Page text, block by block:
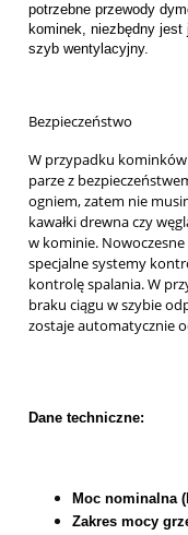
potrzebne przewody
kominek, niezbędny jest
szyb wentylacyjny.
Bezpieczeństwo
W przypadku
parze z
ogniem, zatem nie
kawałki drewna czy
w kominie.
specjalne systemy
kontrolę spalania. W
braku ciągu w szybie
zostaje automatycznie
Dane techniczne:
Moc nominalna
Zakres mocy